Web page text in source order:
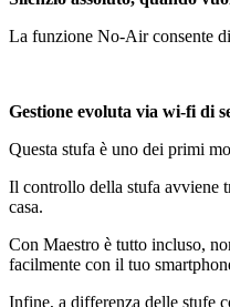
La funzione No-Air consente
Gestione evoluta via wi-fi di
Questa stufa è uno dei primi
Il controllo della stufa avviene
casa.
Con Maestro è tutto incluso,
facilmente con il tuo
Infine, a differenza delle stufe